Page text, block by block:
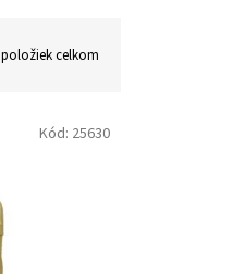
položiek celkom
Kód: 25630